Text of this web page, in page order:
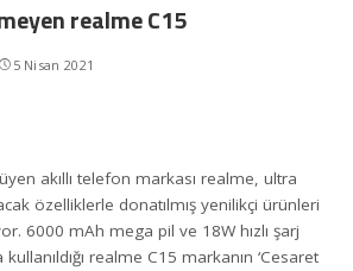
realme C15
5 Nisan 2021
akıllı telefon markası realme, ultra
özelliklerle donatılmış yenilikçi ürünleri
6000 mAh mega pil ve 18W hızlı şarj
realme C15 markanın ‘Cesaret